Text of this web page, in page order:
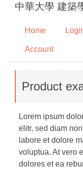
Jump中華大學 建築
Home
Account
Product
Lorem ipsum
elitr, sed diam
labore et dolore
voluptua. At vero
dolores et ea